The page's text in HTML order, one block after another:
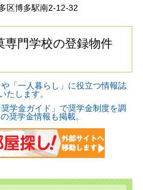
区博多駅南2-12-32
専門学校の登録物件
「一人暮らし」に役立つ情報誌
たします。
学金ガイド」で奨学金制度を調
奨学金情報も掲載。